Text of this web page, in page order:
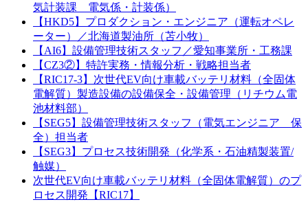
気計装課 電気係・計装係）
【HKD5】プロダクション・エンジニア（運転オペレ
ーター）／北海道製油所（苫小牧）
【AI6】設備管理技術スタッフ／愛知事業所・工務課
【CZ3②】特許実務・情報分析・戦略担当者
【RIC17-3】次世代EV向け車載バッテリ材料（全固体
電解質）製造設備の設備保全・設備管理（リチウム電
池材料部）
【SEG5】設備管理技術スタッフ（電気エンジニア 保
全）担当者
【SEG3】プロセス技術開発（化学系・石油精製装置/
触媒）
次世代EV向け車載バッテリ材料（全固体電解質）のプ
ロセス開発【RIC17】